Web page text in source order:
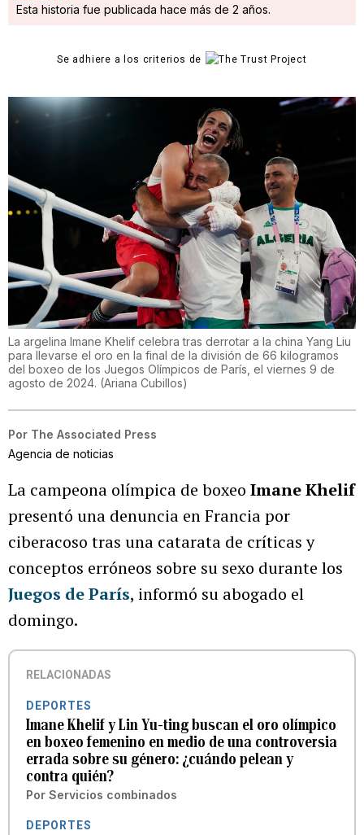
Esta historia fue publicada hace más de 2 años.
Se adhiere a los criterios de
La argelina Imane Khelif celebra tras derrotar a la china Yang Liu
para llevarse el oro en la final de la división de 66 kilogramos
del boxeo de los Juegos Olímpicos de París, el viernes 9 de
agosto de 2024. (Ariana Cubillos)
Por The Associated Press
Agencia de noticias
La campeona olímpica de boxeo Imane Khelif
presentó una denuncia en Francia por
ciberacoso tras una catarata de críticas y
conceptos erróneos sobre su sexo durante los
Juegos de París, informó su abogado el
domingo.
RELACIONADAS
DEPORTES
Imane Khelif y Lin Yu-ting buscan el oro olímpico
en boxeo femenino en medio de una controversia
errada sobre su género: ¿cuándo pelean y
contra quién?
Por Servicios combinados
DEPORTES